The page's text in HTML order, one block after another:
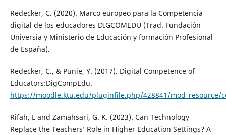
Redecker, C. (2020). Marco europeo para la Competencia
digital de los educadores DIGCOMEDU (Trad. Fundación
Universia y Ministerio de Educación y formación Profesional
de España).
Redecker, C., & Punie, Y. (2017). Digital Competence of
Educators:DigCompEdu.
https://moodle.ktu.edu/pluginfile.php/428841/mod_resource/
Rifah, L and Zamahsari, G. K. (2023). Can Technology
Replace the Teachers’ Role in Higher Education Settings? A